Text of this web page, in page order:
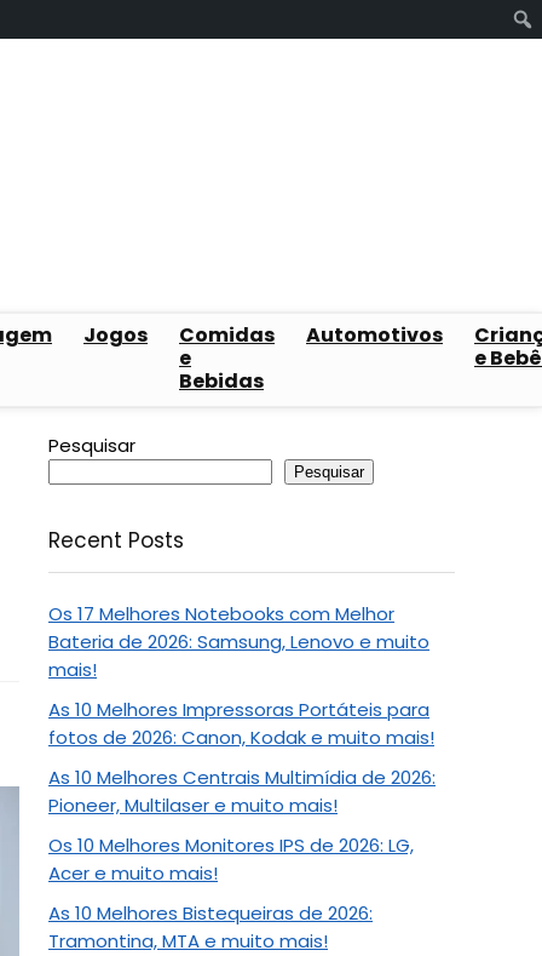
Jogos
Comidas
e
Bebidas
Automotivos
e
Pesquisar
Pesquisar
Recent Posts
Os 17 Melhores Notebooks com Melhor
Bateria de 2026: Samsung, Lenovo e muito
mais!
As 10 Melhores Impressoras Portáteis para
fotos de 2026: Canon, Kodak e muito mais!
As 10 Melhores Centrais Multimídia de 2026:
Pioneer, Multilaser e muito mais!
Os 10 Melhores Monitores IPS de 2026: LG,
Acer e muito mais!
As 10 Melhores Bistequeiras de 2026:
Tramontina, MTA e muito mais!